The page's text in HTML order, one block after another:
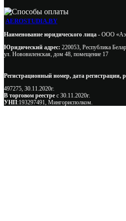
AEROSTUDIA.BY
Наименование юридического лица - ООО
Юридический адрес: 220053, Республика
ул. Нововиленская, дом 48, помещение 17
Регистрационный номер, дата регистрации,
497275, 30.11.2020г.
В торговом реестре с 30.11.2020г.
УНП:193297491, Мингорисполком.